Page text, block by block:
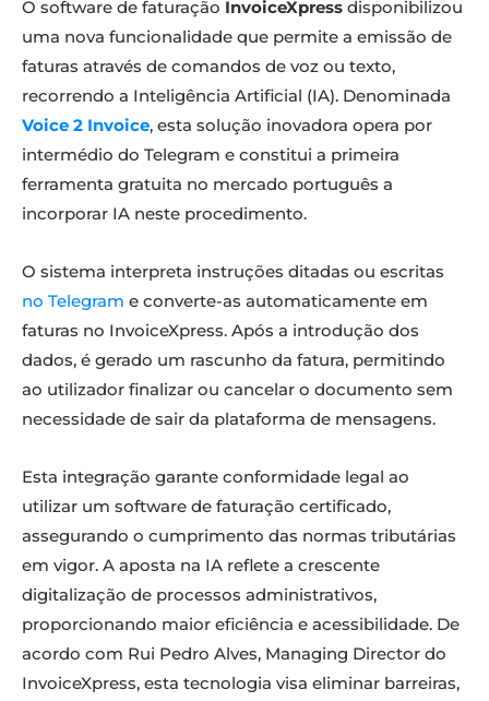
O software de faturação InvoiceXpress disponibilizou
uma nova funcionalidade que permite a emissão de
faturas através de comandos de voz ou texto,
recorrendo a Inteligência Artificial (IA). Denominada
Voice 2 Invoice, esta solução inovadora opera por
intermédio do Telegram e constitui a primeira
ferramenta gratuita no mercado português a
incorporar IA neste procedimento.
O sistema interpreta instruções ditadas ou escritas
no Telegram e converte-as automaticamente em
faturas no InvoiceXpress. Após a introdução dos
dados, é gerado um rascunho da fatura, permitindo
ao utilizador finalizar ou cancelar o documento sem
necessidade de sair da plataforma de mensagens.
Esta integração garante conformidade legal ao
utilizar um software de faturação certificado,
assegurando o cumprimento das normas tributárias
em vigor. A aposta na IA reflete a crescente
digitalização de processos administrativos,
proporcionando maior eficiência e acessibilidade. De
acordo com Rui Pedro Alves, Managing Director do
InvoiceXpress, esta tecnologia visa eliminar barreiras,